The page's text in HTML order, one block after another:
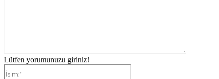
Lütfen yorumunuzu giriniz!